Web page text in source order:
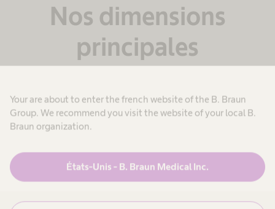
Your are about to enter the french website of the B. Braun
Group. We recommend you visit the website of your local B.
Braun organization.
États-Unis - B. Braun Medical Inc.
Nos dimensions
principales
la diversité.